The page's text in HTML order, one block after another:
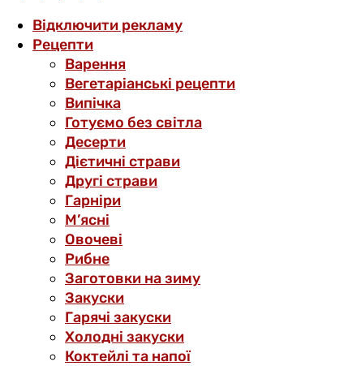
Відключити рекламу
Рецепти
Варення
Вегетаріанські рецепти
Випічка
Готуємо без світла
Десерти
Дієтичні страви
Другі страви
Гарніри
М’ясні
Овочеві
Рибне
Заготовки на зиму
Закуски
Гарячі закуски
Холодні закуски
Коктейлі та напої